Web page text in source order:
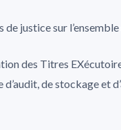
justice sur
des Titres
de stockage et